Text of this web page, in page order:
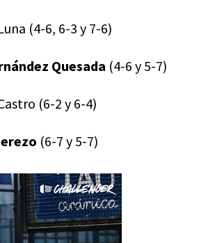
(4-6, 6-3 y 7-6)
Quesada (4-6 y 5-7)
(6-2 y 6-4)
(6-7 y 5-7)